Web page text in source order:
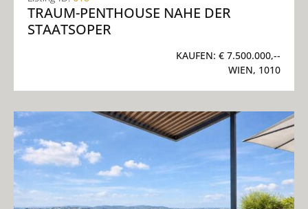
TRAUM-PENTHOUSE NAHE DER
STAATSOPER
KAUFEN: € 7.500.000,--
WIEN, 1010